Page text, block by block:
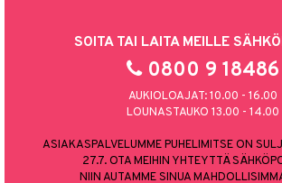
SOITA TAI LAITA MEILLE
0800 9 18486
AUKIOLOAJAT: 10.00 - 16.00
LOUNASTAUKO 13.00 - 14.00
ASIAKASPALVELUMME PUHELIMITSE ON
27.7. OTA MEIHIN YHTEYTTÄ
NIIN AUTAMME SINUA